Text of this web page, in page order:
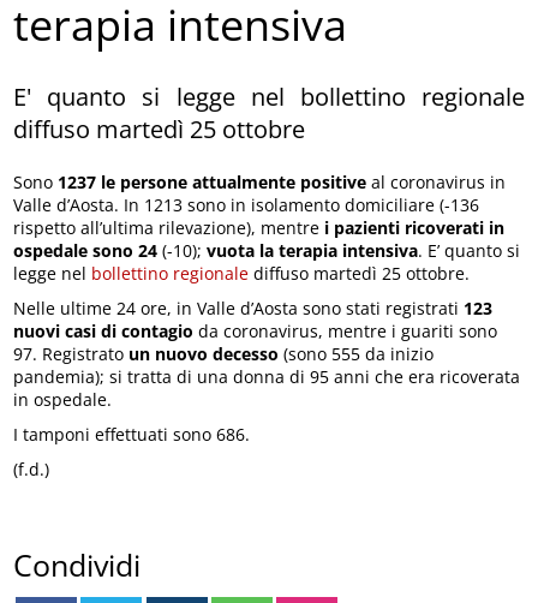
terapia intensiva
E' quanto si legge nel bollettino regionale
diffuso martedì 25 ottobre
Sono 1237 le persone attualmente positive al coronavirus in
Valle d’Aosta. In 1213 sono in isolamento domiciliare (-136
rispetto all’ultima rilevazione), mentre i pazienti ricoverati in
ospedale sono 24 (-10);vuota la terapia intensiva. E’ quanto si
legge nel bollettino regionale diffuso martedì 25 ottobre.
Nelle ultime 24 ore, in Valle d’Aosta sono stati registrati 123
nuovi casi di contagio da coronavirus, mentre i guariti sono
97. Registrato un nuovo decesso (sono 555 da inizio
pandemia); si tratta di una donna di 95 anni che era ricoverata
in ospedale.
I tamponi effettuati sono 686.
(f.d.)
Condividi